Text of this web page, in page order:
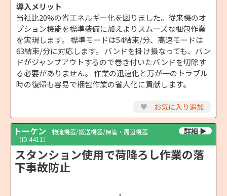
導入メリット
当社比20%の省エネルギー化を図りました。従来機のオ
プション機能を標準装備に加えよりスムーズな梱包作業
を実現します。 標準モードは54結束/分、高速モードは
63結束/分に対応します。 バンドを掛け損なっても、バン
ドがジャンプアウトするので巻き付いたバンドを切除す
る必要がありません。 作業の迅速化と万が一のトラブル
時の復帰も容易で梱包作業の省人化に貢献します。
♥ お気に入り追加
トーケン
物流機器/搬送機器/保管・周辺機器
（ID:4411）
スタンション使用で荷降ろし作業の落
下事故防止